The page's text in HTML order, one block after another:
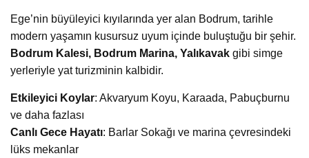
Ege’nin büyüleyici kıyılarında yer alan Bodrum, tarihle
modern yaşamın kusursuz uyum içinde buluştuğu bir şehir.
Bodrum Kalesi, Bodrum Marina, Yalıkavak gibi simge
yerleriyle yat turizminin kalbidir.
Etkileyici Koylar: Akvaryum Koyu, Karaada, Pabuçburnu
ve daha fazlası
Canlı Gece Hayatı: Barlar Sokağı ve marina çevresindeki
lüks mekanlar